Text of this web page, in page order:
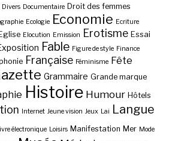
Divers Documentaire Droit des femmes
Ecologie Economie Ecriture
Eglise Elocution Emission Erotisme Essai
Fable Figure de style Finance
Française Féminisme Fête
Grammaire Grande marque
Histoire Humour Hôtels
Internet Jeune vision Jeux Lai Langue
électronique Loisirs Manifestation Mer Mode